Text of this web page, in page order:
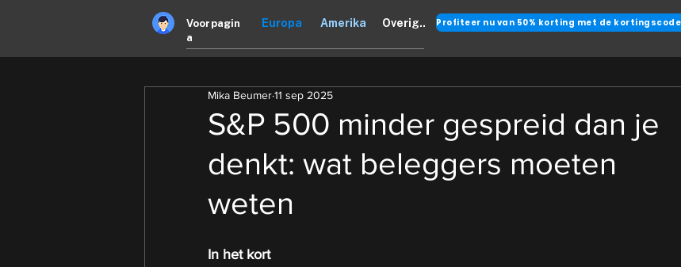
Voorpagin
a
Europa Amerika Overig..
S&P 500 minder gespreid dan je
denkt: wat beleggers moeten
weten
Mika Beumer11 sep 2025
In het kort